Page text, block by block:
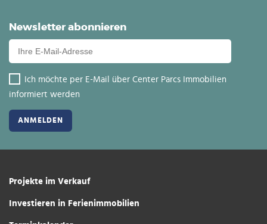
Newsletter abonnieren
Ich möchte per E-Mail über Center Parcs Immobilien
informiert werden
Projekte im Verkauf
Investieren in Ferienimmobilien